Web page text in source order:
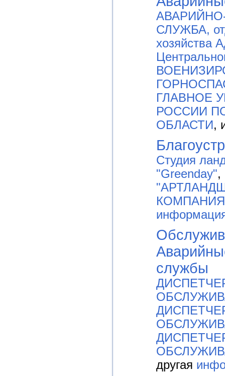
СЛУЖБА,
хозяйства
ГЛАВНОЕ
РОССИИ
ОБЛАСТИ,
Студия
"Greenday",
службы
другая